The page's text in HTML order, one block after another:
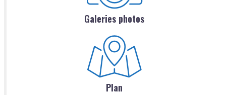
Galeries photos
Plan